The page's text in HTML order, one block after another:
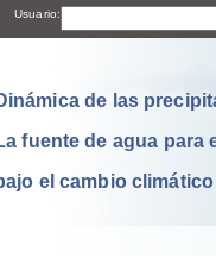
Usuario:
de las
fuente de agua para
el cambio climático